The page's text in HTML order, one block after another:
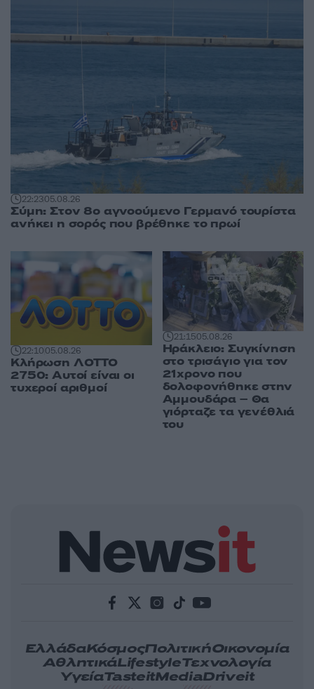
22:2305.08.26
Σύμη: Στον 8ο αγνοούμενο Γερμανό τουρίστα
ανήκει η σορός που βρέθηκε το πρωί
22:1005.08.26
Κλήρωση ΛΟΤΤΟ
2750: Αυτοί είναι οι
τυχεροί αριθμοί
21:1505.08.26
Ηράκλειο: Συγκίνηση
στο τρισάγιο για τον
21χρονο που
δολοφονήθηκε στην
Αμμουδάρα – Θα
γιόρταζε τα γενέθλιά
του
ΕλλάδαΚόσμοςΠολιτικήΟικονομία
ΑθλητικάLifestyleΤεχνολογία
ΥγείαTasteitMediaDriveit